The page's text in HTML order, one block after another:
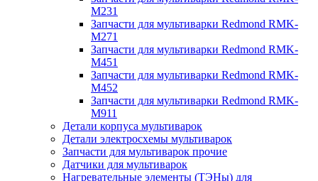
M231
Запчасти для мультиварки Redmond RMK-
M271
Запчасти для мультиварки Redmond RMK-
M451
Запчасти для мультиварки Redmond RMK-
M452
Запчасти для мультиварки Redmond RMK-
M911
Детали корпуса мультиварок
Детали электросхемы мультиварок
Запчасти для мультиварок прочие
Датчики для мультиварок
Нагревательные элементы (ТЭНы) для